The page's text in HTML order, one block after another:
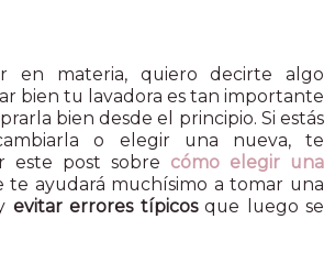
en materia, quiero decirte algo
bien tu lavadora es tan importante
bien desde el principio. Si estás
o elegir una nueva, te
este post sobre cómo elegir una
te ayudará muchísimo a tomar una
evitar errores típicosque luego se